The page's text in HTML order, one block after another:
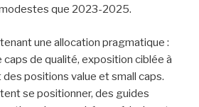
que 2023-2025.
une allocation pragmatique :
de qualité, exposition ciblée à
positions value et small caps.
se positionner, des guides